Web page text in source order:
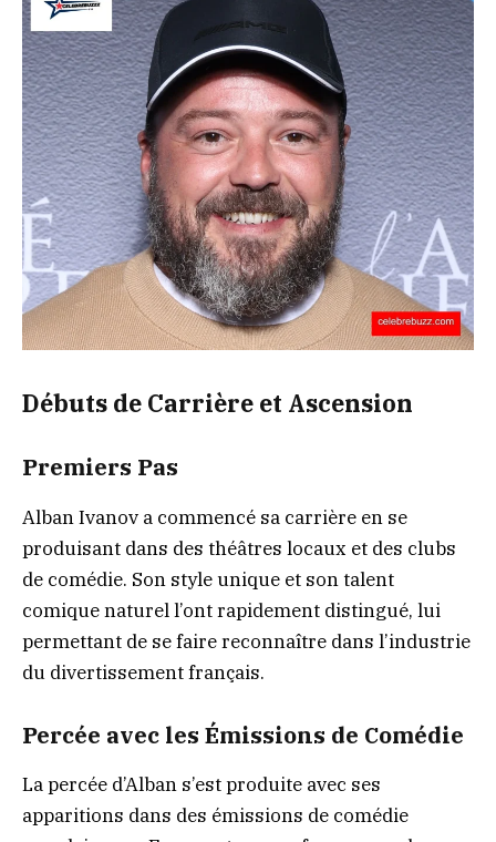
Débuts de Carrière et Ascension
Premiers Pas
Alban Ivanov a commencé sa carrière en se
produisant dans des théâtres locaux et des clubs
de comédie. Son style unique et son talent
comique naturel l’ont rapidement distingué, lui
permettant de se faire reconnaître dans l’industrie
du divertissement français.
Percée avec les Émissions de Comédie
La percée d’Alban s’est produite avec ses
apparitions dans des émissions de comédie